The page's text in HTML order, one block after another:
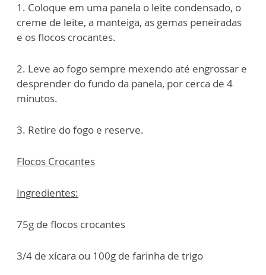
1. Coloque em uma panela o leite condensado, o
creme de leite, a manteiga, as gemas peneiradas
e os flocos crocantes.
2. Leve ao fogo sempre mexendo até engrossar e
desprender do fundo da panela, por cerca de 4
minutos.
3. Retire do fogo e reserve.
Flocos Crocantes
Ingredientes:
75g de flocos crocantes
3/4 de xícara ou 100g de farinha de trigo